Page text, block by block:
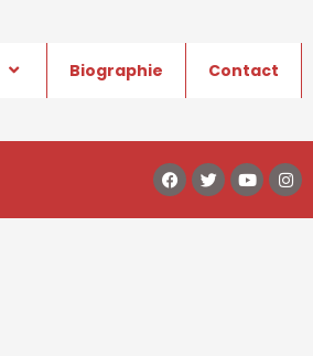
Biographie Contact